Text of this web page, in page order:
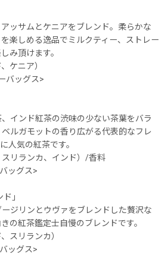
ッサムとケニアをブレンド。柔らかな
楽しめる逸品でミルクティー、ストレー
み頂けます。
ケニア）
バッグス>
インド紅茶の渋味の少ない茶葉をバラ
ルガモットの香り広がる代表的なフレ
人気の紅茶です。
リランカ、インド）/香料
ッグス>
」
ジリンとウヴァをブレンドした贅沢な
の紅茶鑑定士自慢のブレンドです。
スリランカ）
ッグス>